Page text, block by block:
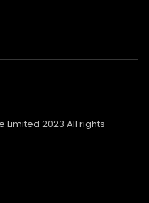
2023 All rights